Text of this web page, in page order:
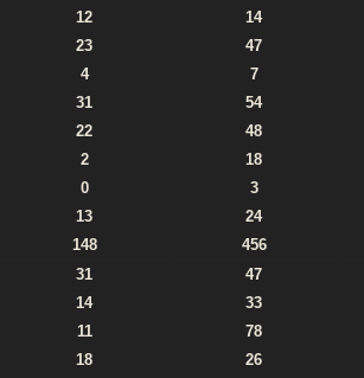
12 14
23 47
4 7
31 54
22 48
2 18
0 3
13 24
148 456
31 47
14 33
11 78
18 26